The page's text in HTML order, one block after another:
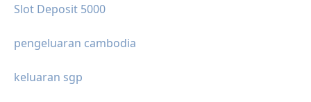
Slot Deposit 5000
pengeluaran cambodia
keluaran sgp